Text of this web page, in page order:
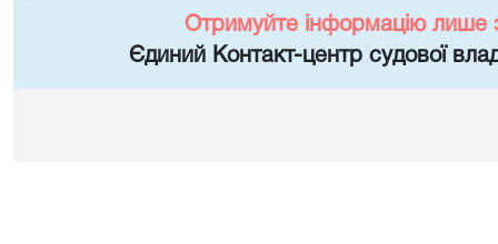
Отримуйте інформацію лише
Єдиний Контакт-центр судової